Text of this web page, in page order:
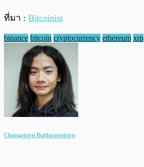
ที่มา : Bitcoinist
binance bitcoin cryptocurrency ethereum xrp
Chaiyatorn Buthsoontorn